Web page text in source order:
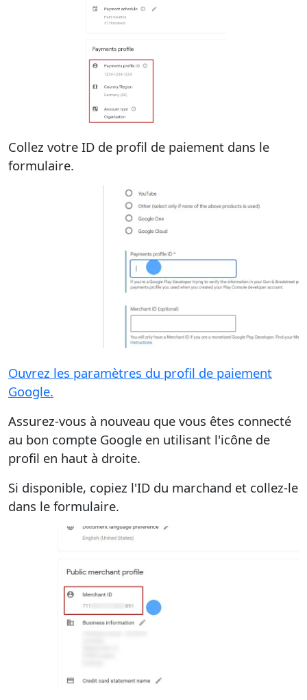
Collez votre ID de profil de paiement dans le
formulaire.
Ouvrez les paramètres du profil de paiement
Google.
Assurez-vous à nouveau que vous êtes connecté
au bon compte Google en utilisant l'icône de
profil en haut à droite.
Si disponible, copiez l'ID du marchand et collez-le
dans le formulaire.